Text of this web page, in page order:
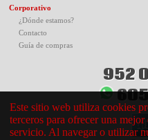
Corporativo
¿Dónde estamos?
Contacto
Guía de compras
952
605
Este sitio web utiliza cookies
terceros para ofrecer una
servicio. Al navegar o utilizar